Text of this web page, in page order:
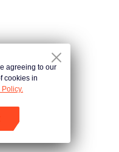
agreeing to our
cookies in